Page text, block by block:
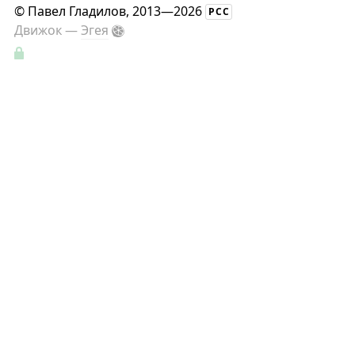
© Павел Гладилов, 2013—2026 РСС
Движок —Эгея